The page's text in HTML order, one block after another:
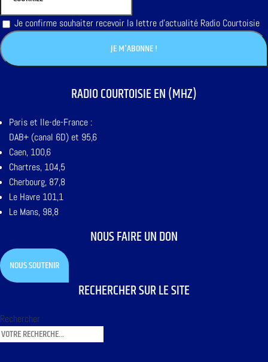
Je confirme souhaiter recevoir la lettre d'actualité Radio Courtoisie
RADIO COURTOISIE EN (MHZ)
Paris et Ile-de-France :
DAB+ (canal 6D) et 95,6
Caen, 100,6
Chartres, 104,5
Cherbourg, 87,8
Le Havre 101,1
Le Mans, 98,8
NOUS FAIRE UN DON
NOUS SOUTENIR
RECHERCHER SUR LE SITE
Rechercher